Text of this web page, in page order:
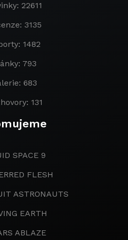
22611
3135
1482
793
683
131
SPACE 9
FLESH
ASTRONAUTS
EARTH
ABLAZE